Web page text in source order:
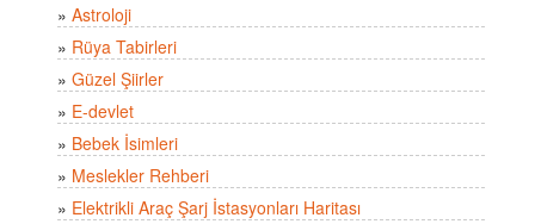
» Astroloji
» Rüya Tabirleri
» Güzel Şiirler
» E-devlet
» Bebek İsimleri
» Meslekler Rehberi
» Elektrikli Araç Şarj İstasyonları Haritası